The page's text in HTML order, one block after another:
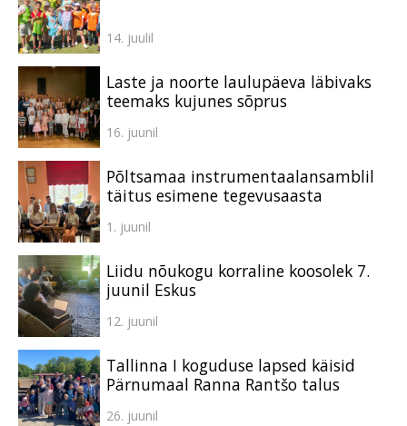
14. juulil
Laste ja noorte laulupäeva läbivaks
teemaks kujunes sõprus
16. juunil
Põltsamaa instrumentaalansamblil
täitus esimene tegevusaasta
1. juunil
Liidu nõukogu korraline koosolek 7.
juunil Eskus
12. juunil
Tallinna I koguduse lapsed käisid
Pärnumaal Ranna Rantšo talus
26. juunil